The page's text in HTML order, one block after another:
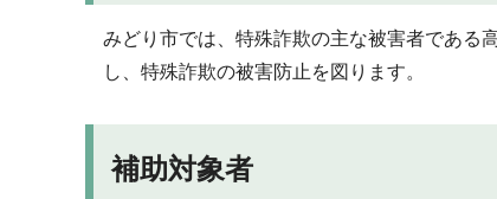
みどり市では、特殊詐欺の主な被害者である
し、特殊詐欺の被害防止を図ります。
補助対象者